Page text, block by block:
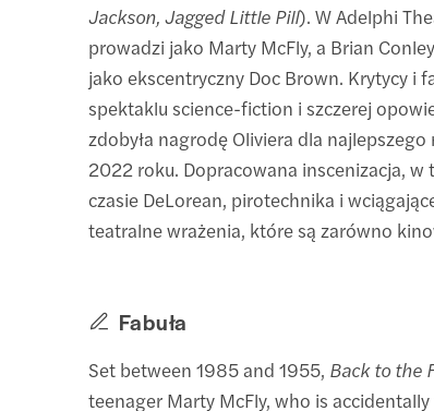
Jackson, Jagged Little Pill). W Adelphi
prowadzi jako Marty McFly, a Brian
jako ekscentryczny Doc Brown. Krytycy i
spektaklu science-fiction i szczerej
zdobyła nagrodę Oliviera dla
2022 roku. Dopracowana inscenizacja, w
czasie DeLorean, pirotechnika i
teatralne wrażenia, które są zarówno
Fabuła
Set between 1985 and 1955, Back to the
teenager Marty McFly, who is